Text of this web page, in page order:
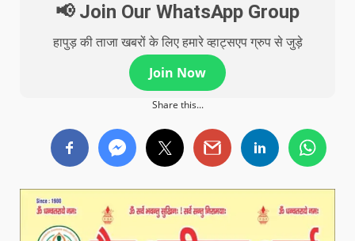
📢 Join Our WhatsApp Group
हापुड़ की ताजा खबरों के लिए हमारे व्हाट्सएप ग्रुप से जुड़े
Join Now
Share this...